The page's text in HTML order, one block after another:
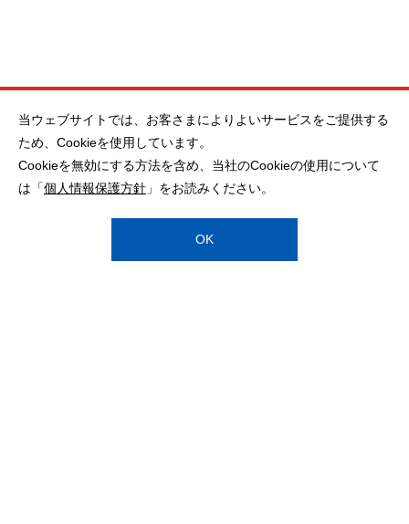
当ウェブサイトでは、お客さまによりよいサービスをご提供する
ため、Cookieを使用しています。
Cookieを無効にする方法を含め、当社のCookieの使用について
は「個人情報保護方針 」をお読みください。
OK